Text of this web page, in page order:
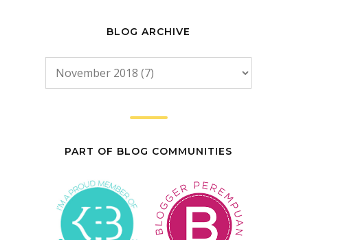
BLOG ARCHIVE
PART OF BLOG COMMUNITIES